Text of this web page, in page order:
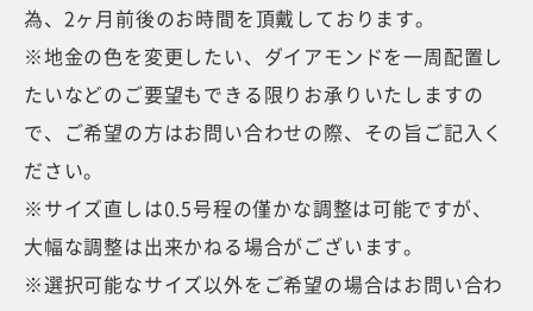
為、2ヶ月前後のお時間を頂戴しております。
※地金の色を変更したい、ダイアモンドを一周配置し
たいなどのご要望もできる限りお承りいたしますの
で、ご希望の方はお問い合わせの際、その旨ご記入く
ださい。
※サイズ直しは0.5号程の僅かな調整は可能ですが、
大幅な調整は出来かねる場合がございます。
※選択可能なサイズ以外をご希望の場合はお問い合わ